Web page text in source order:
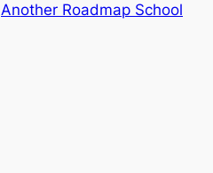
Another Roadmap School